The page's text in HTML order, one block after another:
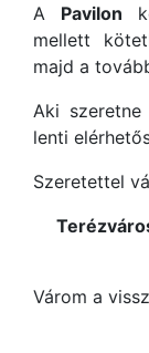
A Pavilon
mellett
majd a
Aki
lenti
Szeretettel
Várom a